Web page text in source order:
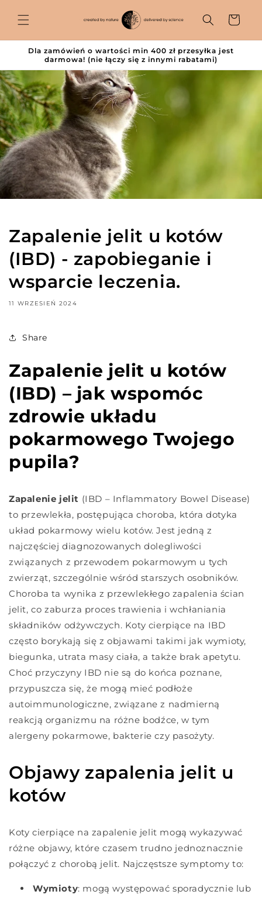
do
treści
Koszyk
Dla zamówień o wartości min 400 zł przesyłka jest
darmowa! (nie łączy się z innymi rabatami)
Zapalenie jelit u kotów
(IBD) - zapobieganie i
wsparcie leczenia.
11 WRZESIEŃ 2024
Share
Zapalenie jelit u kotów
(IBD) – jak wspomóc
zdrowie układu
pokarmowego Twojego
pupila?
Zapalenie jelit (IBD – Inflammatory Bowel Disease)
to przewlekła, postępująca choroba, która dotyka
układ pokarmowy wielu kotów. Jest jedną z
najczęściej diagnozowanych dolegliwości
związanych z przewodem pokarmowym u tych
zwierząt, szczególnie wśród starszych osobników.
Choroba ta wynika z przewlekłego zapalenia ścian
jelit, co zaburza proces trawienia i wchłaniania
składników odżywczych. Koty cierpiące na IBD
często borykają się z objawami takimi jak wymioty,
biegunka, utrata masy ciała, a także brak apetytu.
Choć przyczyny IBD nie są do końca poznane,
przypuszcza się, że mogą mieć podłoże
autoimmunologiczne, związane z nadmierną
reakcją organizmu na różne bodźce, w tym
alergeny pokarmowe, bakterie czy pasożyty.
Objawy zapalenia jelit u
kotów
Koty cierpiące na zapalenie jelit mogą wykazywać
różne objawy, które czasem trudno jednoznacznie
połączyć z chorobą jelit. Najczęstsze symptomy to:
Wymioty: mogą występować sporadycznie lub